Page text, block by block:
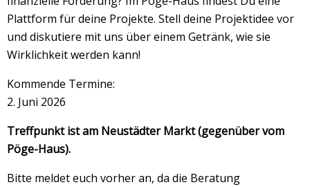
Plattform für deine Projekte. Stell deine Projektidee vor
und diskutiere mit uns über einem Getränk, wie sie
Wirklichkeit werden kann!
Kommende Termine:
2. Juni 2026
Treffpunkt ist am Neustädter Markt (gegenüber vom
Pöge-Haus).
Bitte meldet euch vorher an, da die Beratung